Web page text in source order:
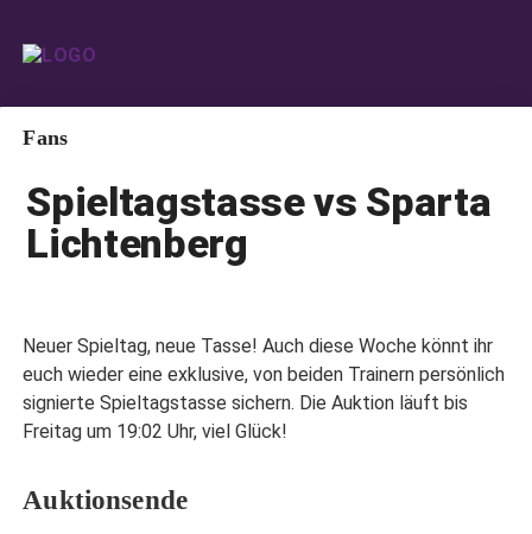
Fans
Spieltagstasse vs Sparta
Lichtenberg
Neuer Spieltag, neue Tasse! Auch diese Woche könnt ihr
euch wieder eine exklusive, von beiden Trainern persönlich
signierte Spieltagstasse sichern. Die Auktion läuft bis
Freitag um 19:02 Uhr, viel Glück!
Auktionsende